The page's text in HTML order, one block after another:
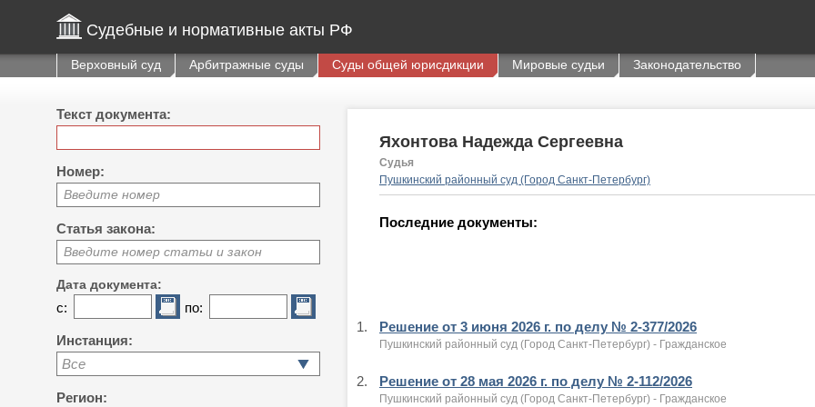
Судебные и нормативные акты РФ
Верховный суд Арбитражные суды Суды общей юрисдикции Мировые судьи Законодательство
Текст документа:
Номер:
Введите номер
Статья закона:
Введите номер статьи и закон
Дата документа:
с: по:
Инстанция:
Все
Регион:
Яхонтова Надежда Сергеевна
Судья
Пушкинский районный суд (Город Санкт-Петербург)
Последние документы:
1. Решение от 3 июня 2026 г. по делу № 2-377/2026
Пушкинский районный суд (Город Санкт-Петербург) - Гражданское
2. Решение от 28 мая 2026 г. по делу № 2-112/2026
Пушкинский районный суд (Город Санкт-Петербург) - Гражданское